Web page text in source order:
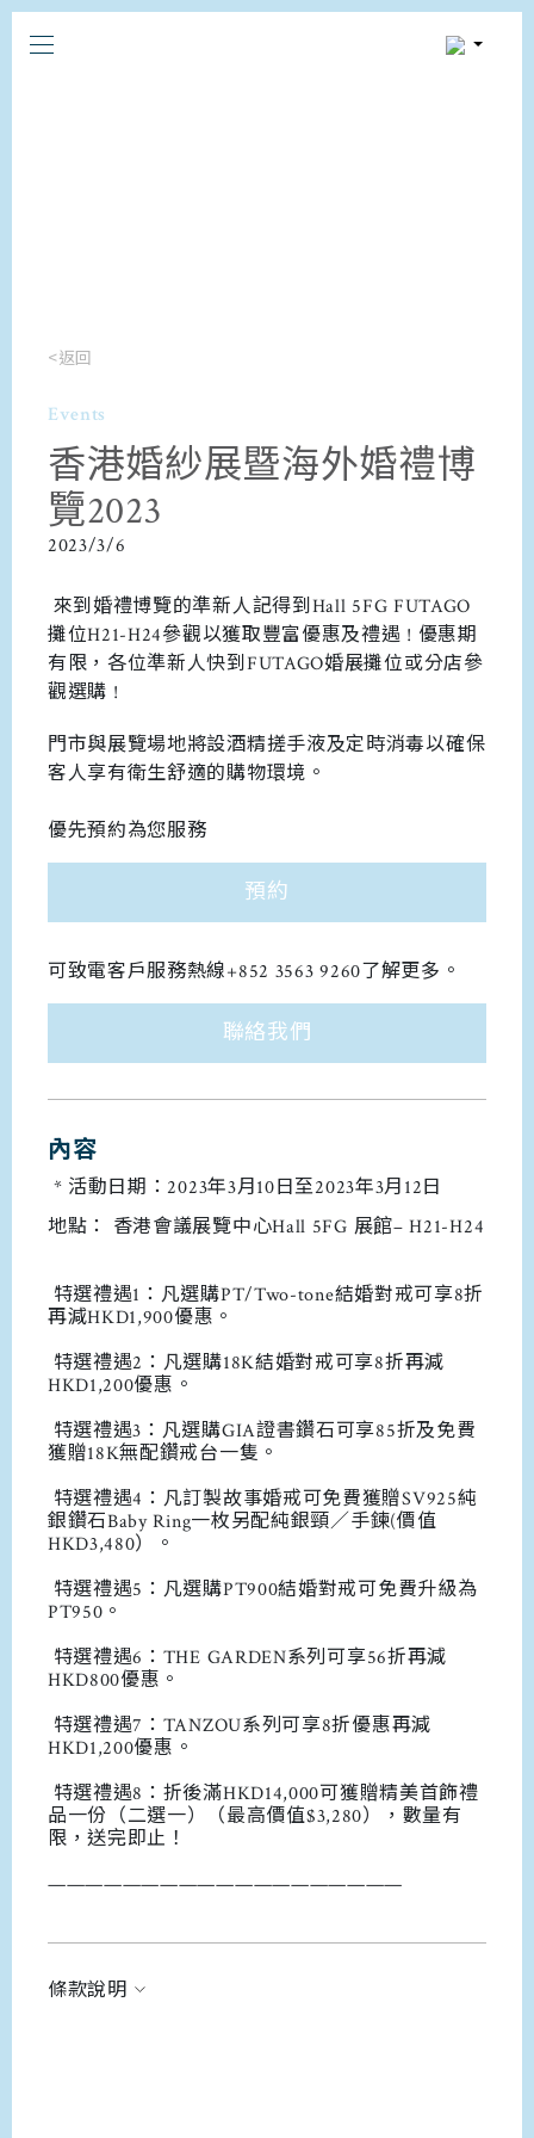
<返回
Events
香港婚紗展暨海外婚禮博
覽2023
2023/3/6
來到婚禮博覽的準新人記得到Hall 5FG FUTAGO
攤位H21-H24參觀以獲取豐富優惠及禮遇 ! 優惠期
有限，各位準新人快到FUTAGO婚展攤位或分店參
觀選購 !
門市與展覽場地將設酒精搓手液及定時消毒以確保
客人享有衛生舒適的購物環境。
優先預約為您服務
預約
可致電客戶服務熱線+852 3563 9260了解更多。
聯絡我們
內容
* 活動日期：2023年3月10日至2023年3月12日
地點： 香港會議展覽中心Hall 5FG 展館– H21-H24
特選禮遇1：凡選購PT/Two-tone結婚對戒可享8折
再減HKD1,900優惠。
特選禮遇2：凡選購18K結婚對戒可享8折再減
HKD1,200優惠。
特選禮遇3：凡選購GIA證書鑽石可享85折及免費
獲贈18K無配鑽戒台一隻。
特選禮遇4：凡訂製故事婚戒可免費獲贈SV925純
銀鑽石Baby Ring一枚另配純銀頸／手鍊(價值
HKD3,480）。
特選禮遇5：凡選購PT900結婚對戒可免費升級為
PT950。
特選禮遇6：THE GARDEN系列可享56折再減
HKD800優惠。
特選禮遇7：TANZOU系列可享8折優惠再減
HKD1,200優惠。
特選禮遇8：折後滿HKD14,000可獲贈精美首飾禮
品一份（二選一）（最高價值$3,280），數量有
限，送完即止！
———————————————————
條款說明